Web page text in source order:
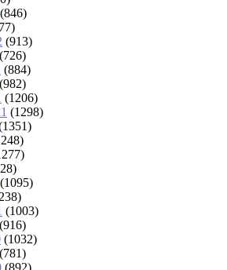
(846)
(913)
(726)
(884)
(982)
(1206)
(1298)
(1095)
(1003)
(916)
(1032)
(781)